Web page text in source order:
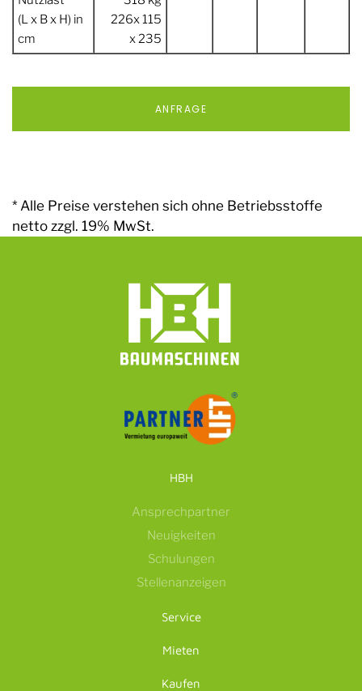
(L x B x H) in
cm
226x 115
x 235
ANFRAGE
* Alle Preise verstehen sich ohne Betriebsstoffe
netto zzgl. 19% MwSt.
HBH
Ansprechpartner
Neuigkeiten
Schulungen
Stellenanzeigen
Service
Mieten
Kaufen